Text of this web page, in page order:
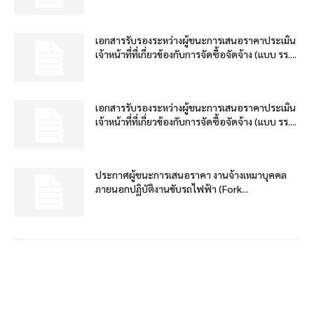
เอกสารรับรองระหว่างผู้ชนะการเสนอราคาประเมิน
เจ้าหน้าที่ที่เกี่ยวข้องกับการจัดซื้อจัดจ้าง (แบบ รร....
เอกสารรับรองระหว่างผู้ชนะการเสนอราคาประเมิน
เจ้าหน้าที่ที่เกี่ยวข้องกับการจัดซื้อจัดจ้าง (แบบ รร....
ประกาศผู้ชนะการเสนอราคา งานจ้างเหมาบุคคล
ภายนอกปฏิบัติงานขับรถไฟฟ้า (Fork...